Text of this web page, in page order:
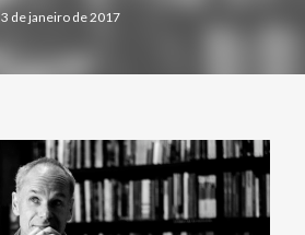
3 de janeiro de 2017